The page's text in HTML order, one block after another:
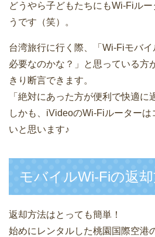
どうやら子どもたちにもWi-Fiル
うです（笑）。
台湾旅行に行く際、「Wi-Fiモバ
必要なのかな？」と思っている方
きり断言できます。
「絶対にあった方が便利で快適に
しかも、iVideoのWi-Fiルーター
いと思います♪
モバイルWi-Fiの返
返却方法はとっても簡単！
始めにレンタルした桃園国際空港